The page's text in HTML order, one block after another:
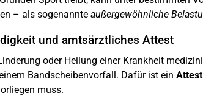
– als sogenannte außergewöhnliche
und amtsärztliches Attest
oder Heilung einer Krankheit
Bandscheibenvorfall. Dafür ist ein
muss.